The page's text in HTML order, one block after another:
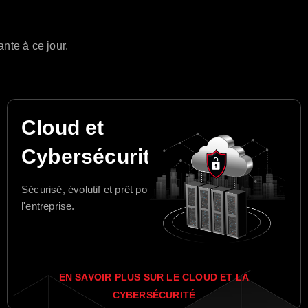
à ce jour.
Cloud et
Cybersécurité
Sécurisé, évolutif et prêt pour
l'entreprise.
EN SAVOIR PLUS SUR LE CLOUD ET LA
CYBERSÉCURITÉ